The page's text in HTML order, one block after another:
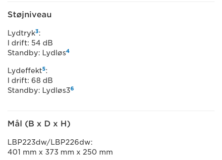
Støjniveau
Lydtryk3:
I drift: 54 dB
Standby: Lydløs4
Lydeffekt5:
I drift: 68 dB
Standby: Lydløs36
Mål (B x D x H)
LBP223dw/LBP226dw:
401 mm x 373 mm x 250 mm